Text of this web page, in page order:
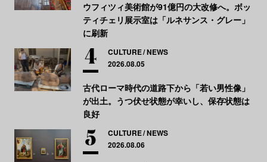
ウフィツィ美術館が91億円の大改修へ。ボッ
ティチェリ展示室は「ルネサンス・グレー」
に刷新
CULTURE NEWS
2026.08.05
古代ローマ時代の道路下から「若い男性像」
が出土。うつ伏せ状態が幸いし、保存状態は
良好
CULTURE NEWS
2026.08.06